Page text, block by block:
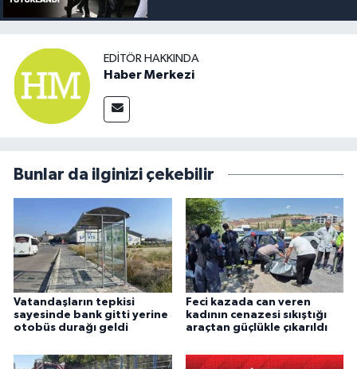
EDITÖR HAKKINDA
Haber Merkezi
Bunlar da ilginizi çekebilir
Vatandaşların tepkisi
sayesinde bank gitti yerine
otobüs durağı geldi
Feci kazada can veren
kadının cenazesi sıkıştığı
araçtan güçlükle çıkarıldı